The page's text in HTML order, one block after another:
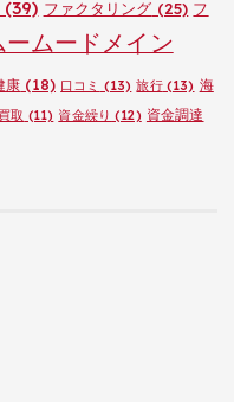
(39) ファクタリング (25) フ
ームードメイン
康 (18) 口コミ (13) 旅行(13) 海
取 (11) 資金繰り (12) 資金調達